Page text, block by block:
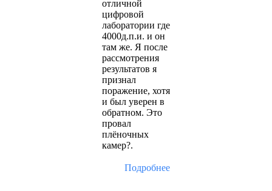
отличной
цифровой
лаборатории где
4000д.п.и. и он
там же. Я после
рассмотрения
результатов я
признал
поражение, хотя
и был уверен в
обратном. Это
провал
плёночных
камер?.
Подробнее